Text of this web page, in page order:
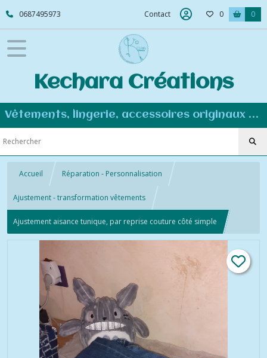
0687495973 Contact 0 0
Kechara Créations
Vêtements, lingerie, accessoires originaux et personnalisés - Couture éco-responsable
Accueil Réparation - Personnalisation
Ajustement - transformation vêtements
Ajustement aisance tunique, par reprise couture côté simple